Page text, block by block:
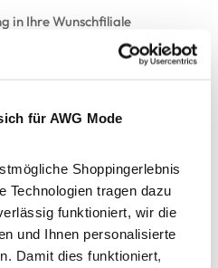
für AWG Mode
Shoppingerlebnis
Technologien tragen dazu
funktioniert, wir die
und Ihnen personalisierte
Damit dies funktioniert,
in Ihre Wunschfiliale
Tossa